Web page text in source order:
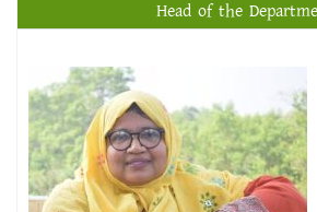
Head of the